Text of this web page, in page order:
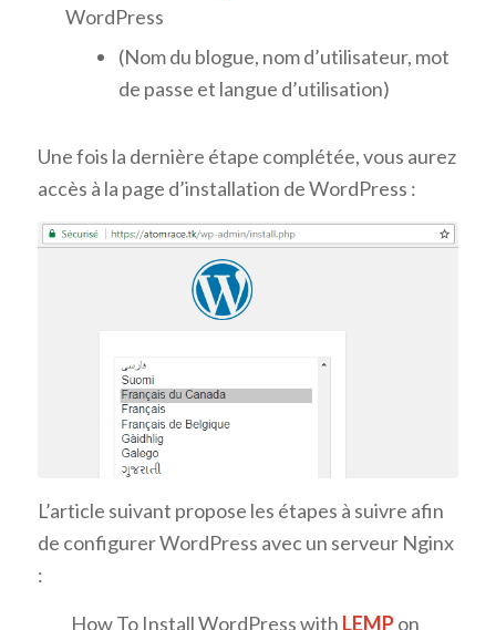
WordPress
(Nom du blogue, nom d’utilisateur, mot
de passe et langue d’utilisation)
Une fois la dernière étape complétée, vous aurez
accès à la page d’installation de WordPress :
L’article suivant propose les étapes à suivre afin
de configurer WordPress avec un serveur Nginx
:
How To Install WordPress with LEMPon